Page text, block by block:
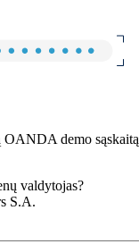
demo sąskaitą
valdytojas?
S.A.